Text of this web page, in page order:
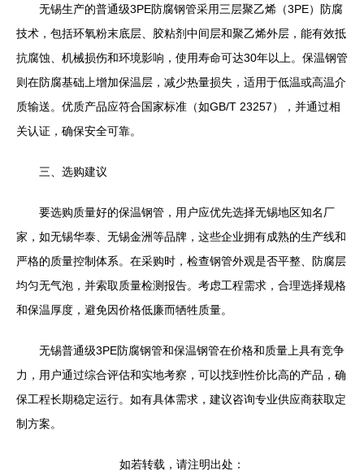
无锡生产的普通级3PE防腐钢管采用三层聚乙烯（3PE）防腐
技术，包括环氧粉末底层、胶粘剂中间层和聚乙烯外层，能有效抵
抗腐蚀、机械损伤和环境影响，使用寿命可达30年以上。保温钢管
则在防腐基础上增加保温层，减少热量损失，适用于低温或高温介
质输送。优质产品应符合国家标准（如GB/T 23257），并通过相
关认证，确保安全可靠。
三、选购建议
要选购质量好的保温钢管，用户应优先选择无锡地区知名厂
家，如无锡华泰、无锡金洲等品牌，这些企业拥有成熟的生产线和
严格的质量控制体系。在采购时，检查钢管外观是否平整、防腐层
均匀无气泡，并索取质量检测报告。考虑工程需求，合理选择规格
和保温厚度，避免因价格低廉而牺牲质量。
无锡普通级3PE防腐钢管和保温钢管在价格和质量上具有竞争
力，用户通过综合评估和实地考察，可以找到性价比高的产品，确
保工程长期稳定运行。如有具体需求，建议咨询专业供应商获取定
制方案。
如若转载，请注明出处：